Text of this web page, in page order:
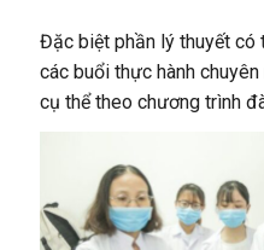
Đặc biệt phần lý thuyết có
các buổi thực hành
cụ thể theo chương trình